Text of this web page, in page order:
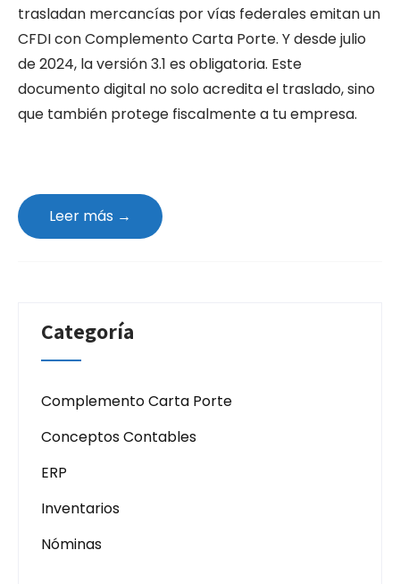
trasladan mercancías por vías federales emitan un
CFDI con Complemento Carta Porte. Y desde julio
de 2024, la versión 3.1 es obligatoria. Este
documento digital no solo acredita el traslado, sino
que también protege fiscalmente a tu empresa.
Leer más →
Categoría
Complemento Carta Porte
Conceptos Contables
ERP
Inventarios
Nóminas